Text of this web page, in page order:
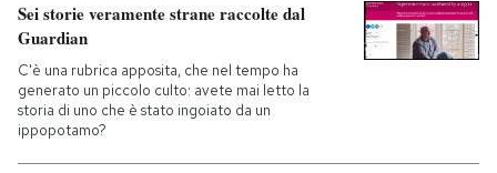
Sei storie veramente strane raccolte dal
Guardian
C'è una rubrica apposita, che nel tempo ha
generato un piccolo culto: avete mai letto la
storia di uno che è stato ingoiato da un
ippopotamo?